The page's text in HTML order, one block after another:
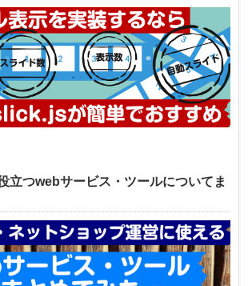
立つwebサービス・ツールについてま